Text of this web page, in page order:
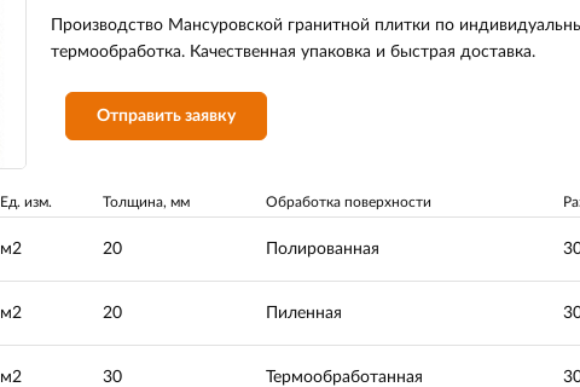
Производство Мансуровской гранитной плитки по
термообработка. Качественная упаковка и быстрая доставка.
Отправить заявку
Ед. изм. Толщина, мм Обработка поверхности
м2 20 Полированная
м2 20 Пиленная
м2 30 Термообработанная